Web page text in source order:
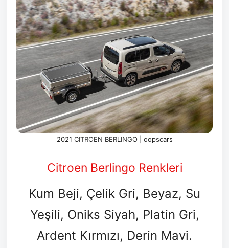
2021 CITROEN BERLINGO | oopscars
Citroen Berlingo Renkleri
Kum Beji, Çelik Gri, Beyaz, Su
Yeşili, Oniks Siyah, Platin Gri,
Ardent Kırmızı, Derin Mavi.